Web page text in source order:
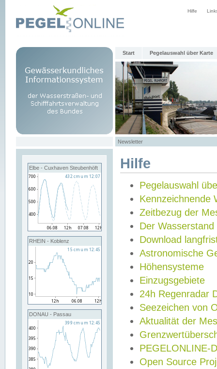
Hilfe
Start Pegelauswahl über Karte
Newsletter
Elbe - Cuxhaven Steubenhöft
RHEIN - Koblenz
DONAU - Passau
Hilfe
Pegelauswahl
Kennzeichnende
Zeitbezug der
Der Wasserstand
Download
Astronomische
Höhensysteme
Einzugsgebiete
24h Regenradar
Seezeichen von
Aktualität der
PEGELONLINE-
Open Source